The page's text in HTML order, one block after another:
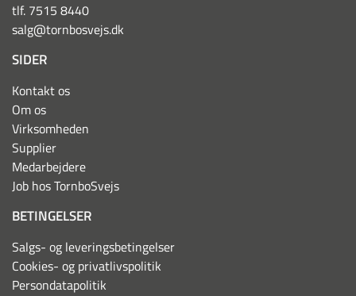
tlf. 7515 8440
salg@tornbosvejs.dk
SIDER
Kontakt os
Om os
Virksomheden
Supplier
Medarbejdere
Job hos TornboSvejs
BETINGELSER
Salgs- og leveringsbetingelser
Cookies- og privatlivspolitik
Persondatapolitik